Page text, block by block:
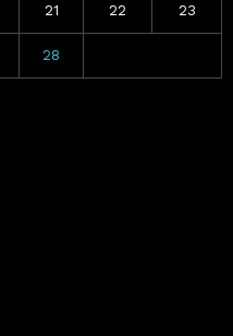
21 22 23
28